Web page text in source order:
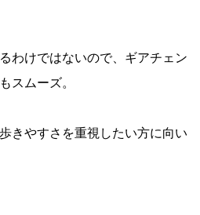
わけではないので、ギアチェン
スムーズ。
きやすさを重視したい方に向い